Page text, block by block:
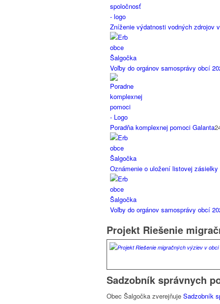
Zníženie výdatnosti vodných zdrojov
Voľby do orgánov samosprávy obcí
Poradňa komplexnej pomoci Galanta
Oznámenie o uložení listovej
Voľby do orgánov samosprávy obcí
Projekt Riešenie
Sadzobník správnych
Obec Šalgočka zverejňuje Sadzobník